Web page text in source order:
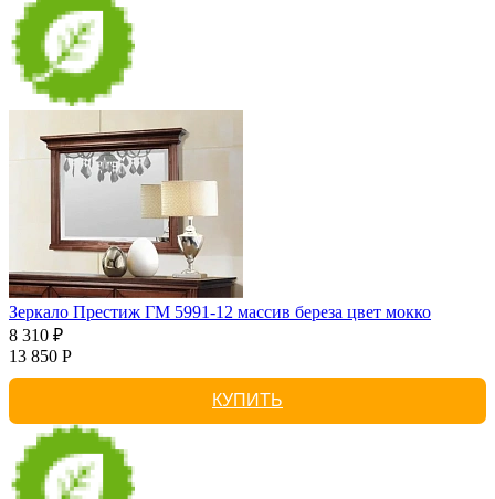
Зеркало Престиж ГМ 5991-12 массив береза цвет мокко
8 310 ₽
13 850 Р
КУПИТЬ